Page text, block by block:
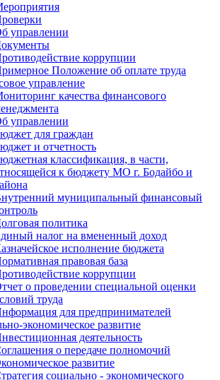
управлении
коррупции
Положение об оплате труда
управление
качества финансового
управлении
для граждан
и отчетность
классификация, в части,
к бюджету МО г. Бодайбо и
муниципальный финансовый
политика
налог на вмененный доход
исполнение бюджета
правовая база
коррупции
о проведении специальной оценки
труда
для предпринимателей
экономическое развитие
деятельность
о передаче полномочий
развитие
социально - экономического